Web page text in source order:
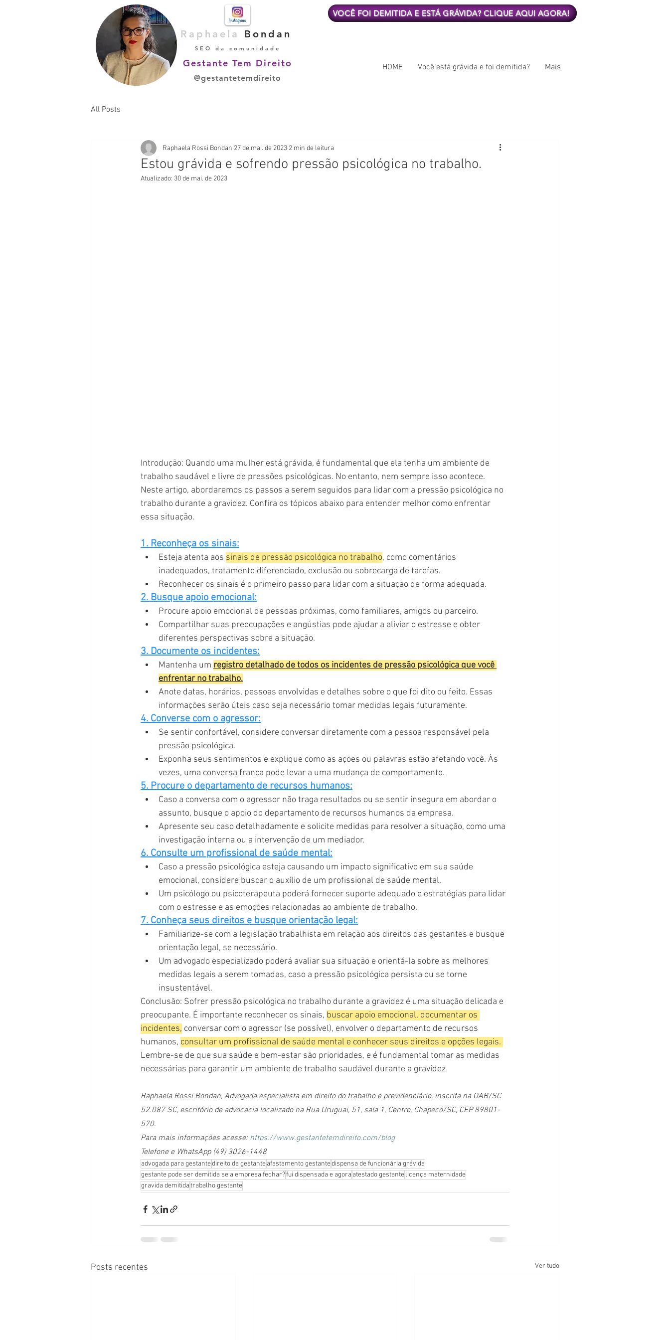
Raphaela Bondan
SEO da comunidade
Gestante Tem Direito
@gestantetemdireito
VOCÊ FOI DEMITIDA E ESTÁ GRÁVIDA? CLIQUE AQUI AGORA!
HOME Você está grávida e foi demitida? Mais
All Posts
Estou grávida e sofrendo pressão psicológica no trabalho.
Raphaela Rossi Bondan 27 de mai. de 2023 2 min de leitura
Atualizado: 30 de mai. de 2023
Introdução: Quando uma mulher está grávida, é fundamental que ela tenha um ambiente de
trabalho saudável e livre de pressões psicológicas. No entanto, nem sempre isso acontece.
Neste artigo, abordaremos os passos a serem seguidos para lidar com a pressão psicológica no
trabalho durante a gravidez. Confira os tópicos abaixo para entender melhor como enfrentar
essa situação.
1. Reconheça os sinais:
Esteja atenta aos sinais de pressão psicológica no trabalho, como comentários
inadequados, tratamento diferenciado, exclusão ou sobrecarga de tarefas.
Reconhecer os sinais é o primeiro passo para lidar com a situação de forma adequada.
2. Busque apoio emocional:
Procure apoio emocional de pessoas próximas, como familiares, amigos ou parceiro.
Compartilhar suas preocupações e angústias pode ajudar a aliviar o estresse e obter
diferentes perspectivas sobre a situação.
3. Documente os incidentes:
Mantenha um registro detalhado de todos os incidentes de pressão psicológica que você
enfrentar no trabalho.
Anote datas, horários, pessoas envolvidas e detalhes sobre o que foi dito ou feito. Essas
informações serão úteis caso seja necessário tomar medidas legais futuramente.
4. Converse com o agressor:
Se sentir confortável, considere conversar diretamente com a pessoa responsável pela
pressão psicológica.
Exponha seus sentimentos e explique como as ações ou palavras estão afetando você. Às
vezes, uma conversa franca pode levar a uma mudança de comportamento.
5. Procure o departamento de recursos humanos:
Caso a conversa com o agressor não traga resultados ou se sentir insegura em abordar o
assunto, busque o apoio do departamento de recursos humanos da empresa.
Apresente seu caso detalhadamente e solicite medidas para resolver a situação, como uma
investigação interna ou a intervenção de um mediador.
6. Consulte um profissional de saúde mental:
Caso a pressão psicológica esteja causando um impacto significativo em sua saúde
emocional, considere buscar o auxílio de um profissional de saúde mental.
Um psicólogo ou psicoterapeuta poderá fornecer suporte adequado e estratégias para lidar
com o estresse e as emoções relacionadas ao ambiente de trabalho.
7. Conheça seus direitos e busque orientação legal:
Familiarize-se com a legislação trabalhista em relação aos direitos das gestantes e busque
orientação legal, se necessário.
Um advogado especializado poderá avaliar sua situação e orientá-la sobre as melhores
medidas legais a serem tomadas, caso a pressão psicológica persista ou se torne
insustentável.
Conclusão: Sofrer pressão psicológica no trabalho durante a gravidez é uma situação delicada e
preocupante. É importante reconhecer os sinais, buscar apoio emocional, documentar os
incidentes, conversar com o agressor (se possível), envolver o departamento de recursos
humanos, consultar um profissional de saúde mental e conhecer seus direitos e opções legais.
Lembre-se de que sua saúde e bem-estar são prioridades, e é fundamental tomar as medidas
necessárias para garantir um ambiente de trabalho saudável durante a gravidez
Raphaela Rossi Bondan, Advogada especialista em direito do trabalho e previdenciário, inscrita na OAB/SC
52.087 SC, escritório de advocacia localizado na Rua Uruguai, 51, sala 1, Centro, Chapecó/SC, CEP 89801-
570.
Para mais informações acesse: https://www.gestantetemdireito.com/blog
Telefone e WhatsApp (49) 3026-1448
advogada para gestantedireito da gestanteafastamento gestantedispensa de funcionária grávida
gestante pode ser demitida se a empresa fechar?fui dispensada e agora atestado gestantelicença maternidade
gravida demitidatrabalho gestante
Posts recentes Ver tudo